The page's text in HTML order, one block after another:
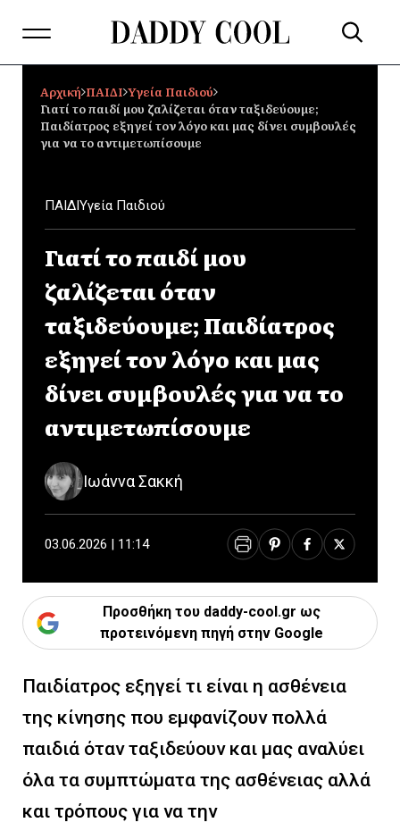
Αρχική ΠΑΙΔΙ Υγεία Παιδιού
Γιατί το παιδί μου ζαλίζεται όταν ταξιδεύουμε;
Παιδίατρος εξηγεί τον λόγο και μας δίνει συμβουλές
για να το αντιμετωπίσουμε
ΠΑΙΔΙΥγεία Παιδιού
Γιατί το παιδί μου
ζαλίζεται όταν
ταξιδεύουμε; Παιδίατρος
εξηγεί τον λόγο και μας
δίνει συμβουλές για να το
αντιμετωπίσουμε
Ιωάννα Σακκή
03.06.2026 | 11:14
Προσθήκη του daddy-cool.gr ως
προτεινόμενη πηγή στην Google
Παιδίατρος εξηγεί τι είναι η ασθένεια
της κίνησης που εμφανίζουν πολλά
παιδιά όταν ταξιδεύουν και μας αναλύει
όλα τα συμπτώματα της ασθένειας αλλά
και τρόπους για να την